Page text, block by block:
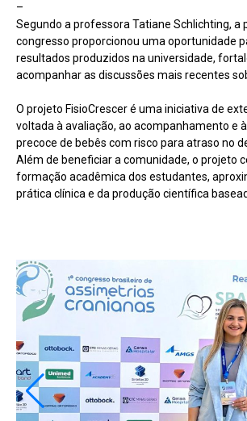
–
Segundo a professora Tatiane Schlichting, a
congresso proporcionou uma oportunidade
resultados produzidos na universidade,
acompanhar as discussões mais recentes
O projeto FisioCrescer é uma iniciativa de
voltada à avaliação, ao acompanhamento e
precoce de bebês com risco para atraso no
Além de beneficiar a comunidade, o projeto
formação acadêmica dos estudantes,
prática clínica e da produção científica